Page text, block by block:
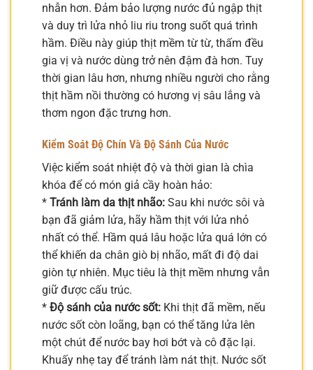
nhẫn hơn. Đảm bảo lượng nước đủ ngập thịt
và duy trì lửa nhỏ liu riu trong suốt quá trình
hầm. Điều này giúp thịt mềm từ từ, thấm đều
gia vị và nước dùng trở nên đậm đà hơn. Tuy
thời gian lâu hơn, nhưng nhiều người cho rằng
thịt hầm nồi thường có hương vị sâu lắng và
thơm ngon đặc trưng hơn.
Kiểm Soát Độ Chín Và Độ Sánh Của Nước
Việc kiểm soát nhiệt độ và thời gian là chìa
khóa để có món giả cầy hoàn hảo:
* Tránh làm da thịt nhão: Sau khi nước sôi và
bạn đã giảm lửa, hãy hầm thịt với lửa nhỏ
nhất có thể. Hầm quá lâu hoặc lửa quá lớn có
thể khiến da chân giò bị nhão, mất đi độ dai
giòn tự nhiên. Mục tiêu là thịt mềm nhưng vẫn
giữ được cấu trúc.
* Độ sánh của nước sốt: Khi thịt đã mềm, nếu
nước sốt còn loãng, bạn có thể tăng lửa lên
một chút để nước bay hơi bớt và cô đặc lại.
Khuấy nhẹ tay để tránh làm nát thịt. Nước sốt